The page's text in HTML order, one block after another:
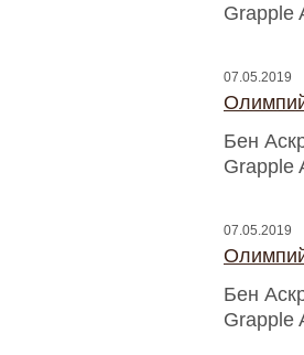
Grapple
07.05.2019
Бен
Grapple
07.05.2019
Бен
Grapple